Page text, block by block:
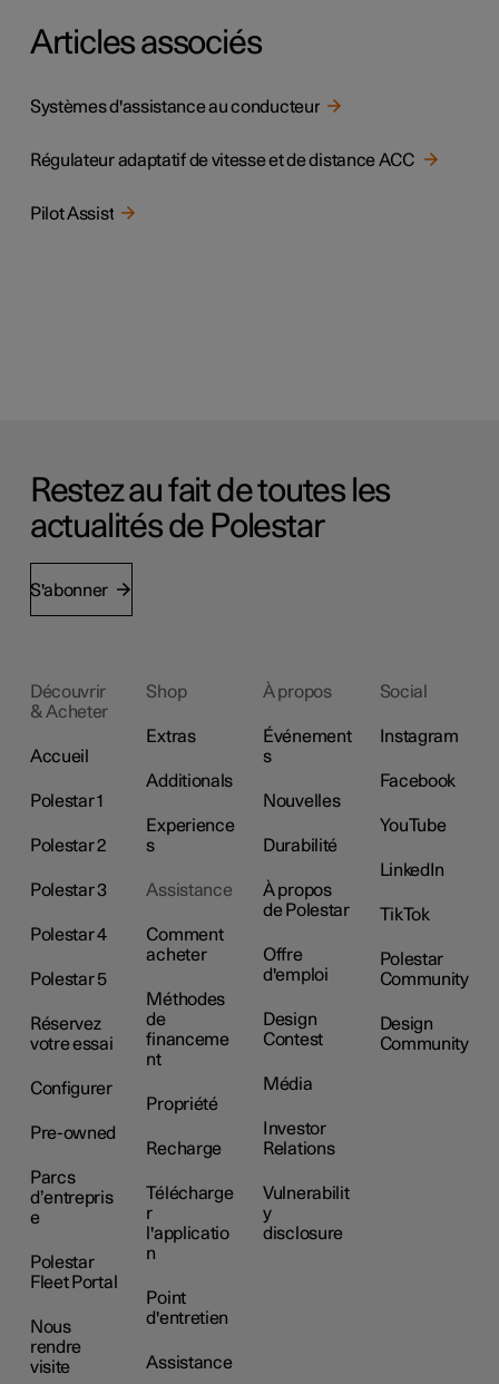
Articles associés
Systèmes d'assistance au conducteur
Régulateur adaptatif de vitesse et de distance ACC
Pilot Assist
Restez au fait de toutes les
actualités de Polestar
S'abonner
Découvrir
& Acheter
Accueil
Polestar 1
Polestar 2
Polestar 3
Polestar 4
Polestar 5
Réservez
votre essai
Configurer
Pre-owned
Parcs
d’entrepris
e
Polestar
Fleet Portal
Nous
rendre
visite
Shop
Extras
Additionals
Experience
s
Assistance
Comment
acheter
Méthodes
de
financeme
nt
Propriété
Recharge
Télécharge
r
l'applicatio
n
Point
d'entretien
Assistance
À propos
Événement
s
Nouvelles
Durabilité
À propos
de Polestar
Offre
d'emploi
Design
Contest
Média
Investor
Relations
Vulnerabilit
y
disclosure
Social
Instagram
Facebook
YouTube
LinkedIn
TikTok
Polestar
Community
Design
Community